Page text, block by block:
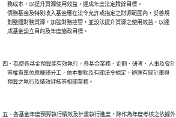
    務成本，以提升資源使用效益，達成年度法定賸餘目標。
    債務基金及特別收入基金應在法令允許或指定之財源範圍內，妥善規
    劃整體財務資源，加強財務控管，並設法提升資源之使用效益，以達
四、為使各基金預算能有效執行，各基金業務、企劃、研考、人事及會計
    等權責單位應嚴謹分工，依本要點及有關法令規定，辦理有關計畫與
五、各基金年度預算執行績效及計畫執行進度，除作為年度考核之依據外